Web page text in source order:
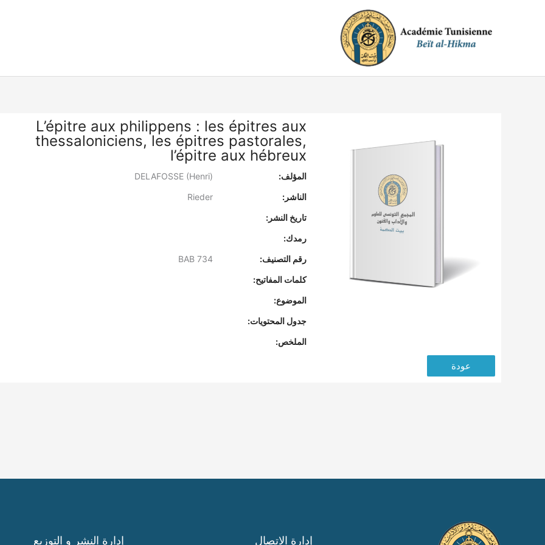
L’épitre aux philippens : les épitres aux
thessaloniciens, les épitres pastorales,
l’épitre aux hébreux
المؤلف:
الناشر:
تاريخ النشر:
رمدك:
رقم التصنيف:
كلمات المفاتيح:
الموضوع:
جدول المحتويات:
الملخص:
عودة
إدارة الاتصال إدارة النشر و التوزيع